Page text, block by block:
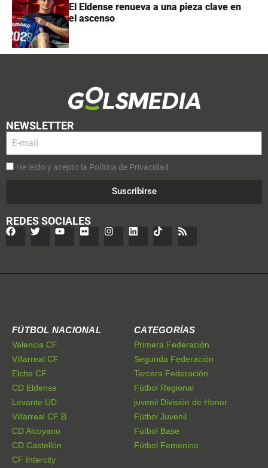
El Eldense renueva a una pieza clave en
el ascenso
NEWSLETTER
He leído y acepto la Política de Privacidad.
Suscribirse
REDES SOCIALES
FÚTBOL NACIONAL
Valencia CF
Villarreal CF
Elche CF
CD Eldense
Levante UD
Villarreal CF B
CD Alcoyano
CD Castellón
CF Intercity
CATEGORÍAS
Primera Federación
Segunda Federación
Tercera Federación
Fútbol Regional
juvenil División de Honor
Fútbol Juvenil
Fútbol Base
Fútbol Femenino